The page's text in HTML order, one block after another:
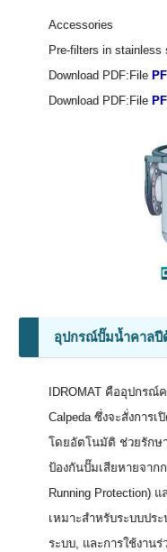
Accessories
Pre-filters in stainless
Download PDF:File
Download PDF:File
อุปกรณ์ปั๊มน้ำคาลปี
IDROMAT คืออุปกร
Calpeda ซึ่งจะสั่งการ
โดยอัตโนมัติ ช่วยรักษ
ป้องกันปั๊มเสียหายจาก
Running Protection)
เหมาะสำหรับระบบปร
ระบบ, และการใช้งาน